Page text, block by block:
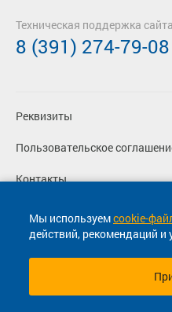
Мы используемcookie-
действий, рекомендаций и
Реквизиты
Пользовательское
Контакты
Политика
Перевозчикам
Техническая поддержка сайта
8 (391) 274-79-08
© 2013-2026, ООО "Капитал"-